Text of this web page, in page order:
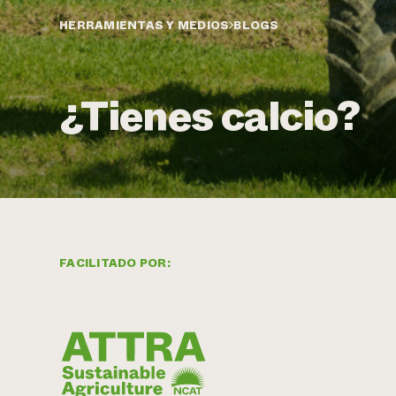
HERRAMIENTAS Y MEDIOS BLOGS
¿Tienes calcio?
FACILITADO POR: